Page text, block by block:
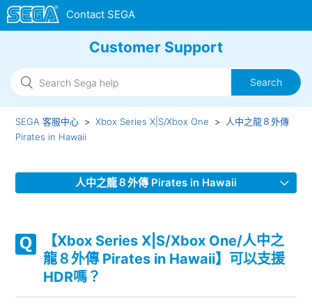
Customer Support
SEGA 客服中心 Xbox Series X|S/Xbox One
人中之龍８外傳
Pirates in Hawaii
人中之龍８外傳 Pirates in Hawaii
Hawaii】是否有語言（語音）設定呢？
【Xbox Series X|S/Xbox One/人中之龍８外傳 Pirates in
Hawaii】支援哪些音訊輸出格式？
【Xbox Series X|S/Xbox One/人中之
龍８外傳 Pirates in Hawaii】可以支援
HDR嗎？